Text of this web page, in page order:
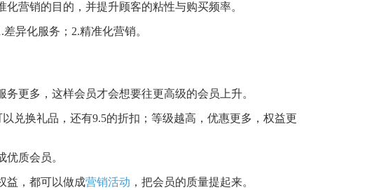
营销的目的，并提升顾客的粘性与购买频率。
异化服务；2.精准化营销。
更多，这样会员才会想要往更高级的会员上升。
兑换礼品，还有9.5的折扣；等级越高，优惠更多，权益更
质会员。
益，都可以做成营销活动 ，把会员的质量提起来。